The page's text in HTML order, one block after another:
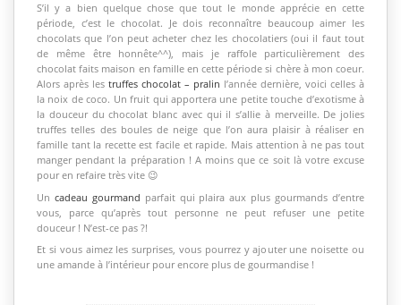
S’il y a bien quelque chose que tout le monde apprécie en cette
période, c’est le chocolat. Je dois reconnaître beaucoup aimer les
chocolats que l’on peut acheter chez les chocolatiers (oui il faut tout
de même être honnête^^), mais je raffole particulièrement des
chocolat faits maison en famille en cette période si chère à mon coeur.
Alors après les truffes chocolat – pralin l’année dernière, voici celles à
la noix de coco. Un fruit qui apportera une petite touche d’exotisme à
la douceur du chocolat blanc avec qui il s’allie à merveille. De jolies
truffes telles des boules de neige que l’on aura plaisir à réaliser en
famille tant la recette est facile et rapide. Mais attention à ne pas tout
manger pendant la préparation ! A moins que ce soit là votre excuse
pour en refaire très vite 😉
Un cadeau gourmand parfait qui plaira aux plus gourmands d’entre
vous, parce qu’après tout personne ne peut refuser une petite
douceur ! N’est-ce pas ?!
Et si vous aimez les surprises, vous pourrez y ajouter une noisette ou
une amande à l’intérieur pour encore plus de gourmandise !